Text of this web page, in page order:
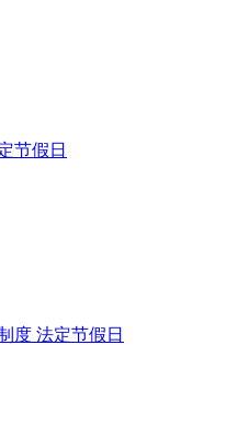
节假日
度 法定节假日